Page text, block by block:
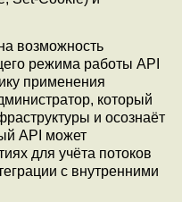
возможность
режима работы API
применения
который
и осознаёт
API может
для учёта потоков
с внутренними